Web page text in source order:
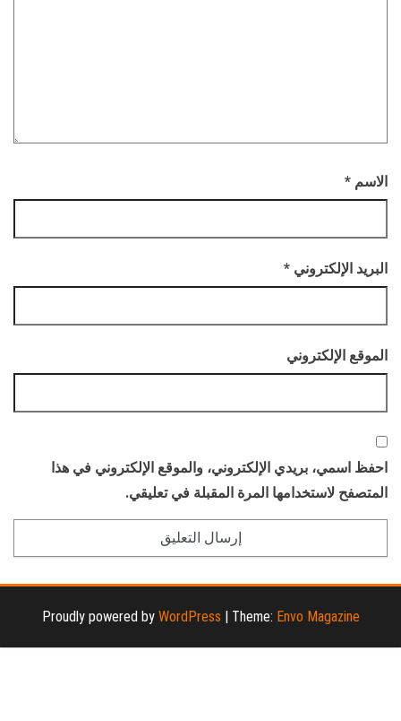
الاسم *
البريد الإلكتروني *
الموقع الإلكتروني
احفظ اسمي، بريدي الإلكتروني، والموقع الإلكتروني في هذا
المتصفح لاستخدامها المرة المقبلة في تعليقي.
Proudly powered by WordPress | Theme: Envo Magazine